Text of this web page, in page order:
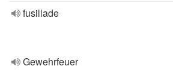
fusillade
Gewehrfeuer